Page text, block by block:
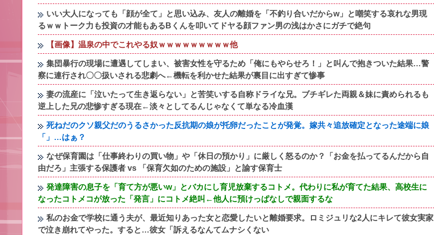
いい大人になっても「顔が全て」と思い込み、友人の離婚を「不釣り合いだからw」と嘲笑する哀れな男現
るｗｗトーク力も投資の才能もあるBくんを叩いてドヤる顔ファン男の浅はかさにガチで絶句
【画像】温泉の中でこれやる奴ｗｗｗｗｗｗｗｗｗ他
集団暴行の現場に遭遇してしまい、被害女性を守るため「俺にもやらせろ！」と叫んで抱きついた結果…警
察に連行され〇〇扱いされる悲劇へ←機転を利かせた結果が裏目に出すぎて惨事
妻の流産に「泣いたって生き返らない」と苦笑いする自称ドライな兄。ブチギレた両親＆妹に責められるも
逆上した兄の悲惨すぎる現在←淡々としてるんじゃなくて単なる冷血漢
死ねだのクソ親父だのうるさかった反抗期の娘が托卵だったことが発覚。嫁共々追放確定となった途端に娘
「」…はぁ？
なぜ保育園は「仕事終わりの買い物」や「休日の預かり」に厳しく怒るのか？「お金を払ってるんだから自
由だろ」主張する保護者 vs 「保育欠如のための施設」と諭す保育士
発達障害の息子を「育て方が悪いw」とバカにし育児放棄するコトメ。代わりに私が育てた結果、高校生に
なったコトメコが放った「発言」にコトメ絶叫←他人に預けっぱなしで親面するな
私のお金で学校に通う夫が、最近知りあった女と恋愛したいと離婚要求。ロミジュリな2人にキレて彼女実家
で泣き崩れてやった。すると…彼女「訴えるなんてムナシくない